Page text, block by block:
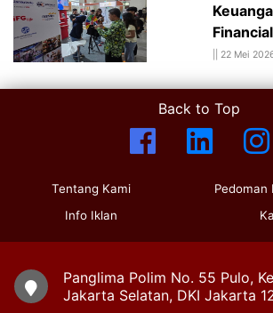
22 Mei
Back to Top
Tentang Kami
Info Iklan
Pedoman
Panglima Polim No. 55 Pulo,
Jakarta Selatan, DKI Jakarta